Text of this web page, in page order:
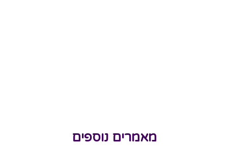
מאמרים נוספים